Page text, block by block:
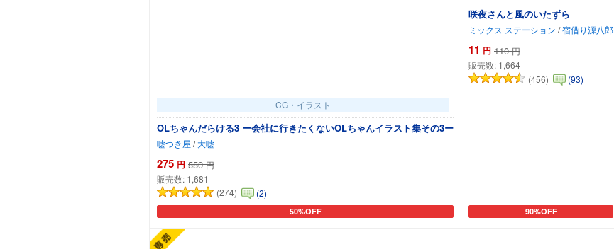
CG・イラスト
OLちゃんだらける3 ー会社に行きたくないOLちゃんイラスト集その3ー
嘘つき屋 /大嘘
275 円 550 円
販売数: 1,681
(274)
(2)
50%OFF
カートに追加
咲夜さんと風のいたずら
ミックス ステーション /宿借り源八郎
11 円 110 円
販売数: 1,664
(456)
(93)
90%OFF
カートに追加